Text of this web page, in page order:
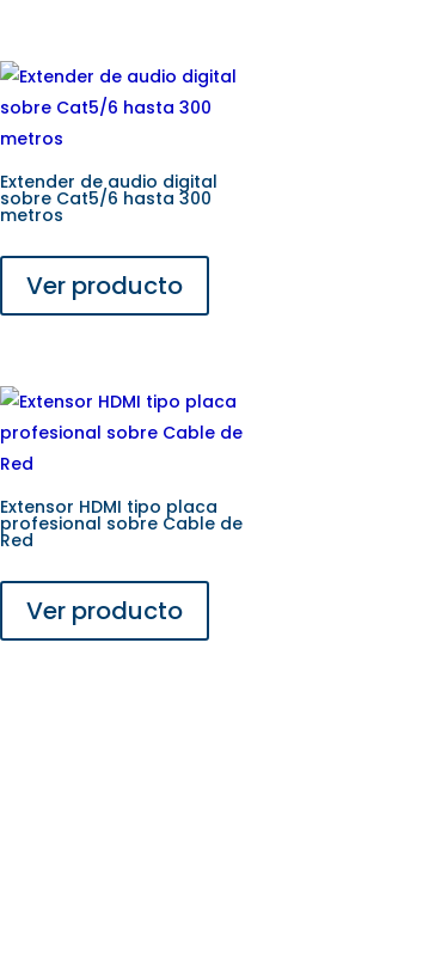
Extender de audio digital
sobre Cat5/6 hasta 300
metros
Ver producto
Extensor HDMI tipo placa
profesional sobre Cable de
Red
Ver producto